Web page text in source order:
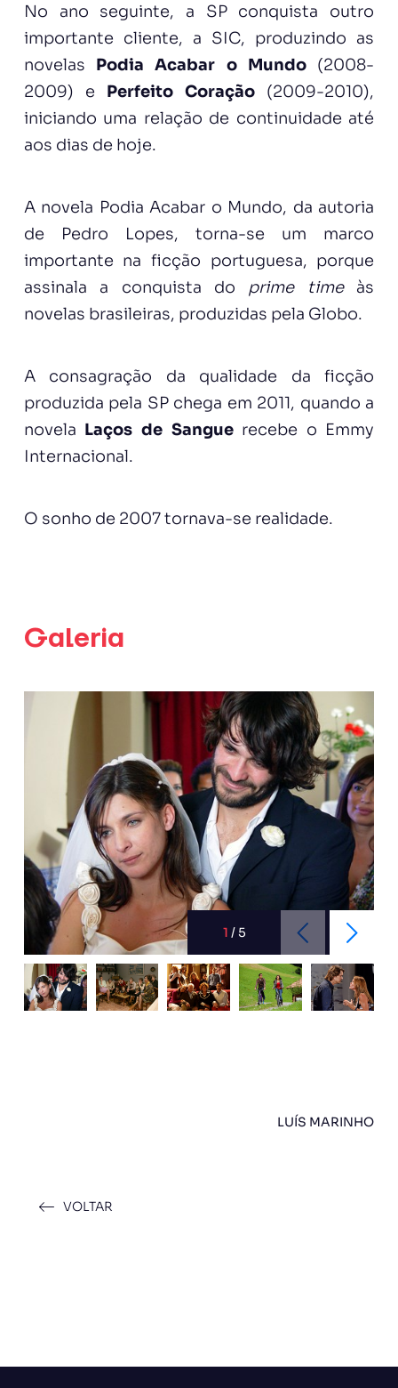
No ano seguinte, a SP conquista outro
importante cliente, a SIC, produzindo as
novelas Podia Acabar o Mundo(2008-
2009) e Perfeito Coração (2009-2010),
iniciando uma relação de continuidade até
aos dias de hoje.
A novela Podia Acabar o Mundo, da autoria
de Pedro Lopes, torna-se um marco
importante na ficção portuguesa, porque
assinala a conquista do prime timeàs
novelas brasileiras, produzidas pela Globo.
A consagração da qualidade da ficção
produzida pela SP chega em 2011, quando a
novela Laços de Sanguerecebe o Emmy
Internacional.
O sonho de 2007 tornava-se realidade.
Galeria
1 /5
LUÍS MARINHO
VOLTAR